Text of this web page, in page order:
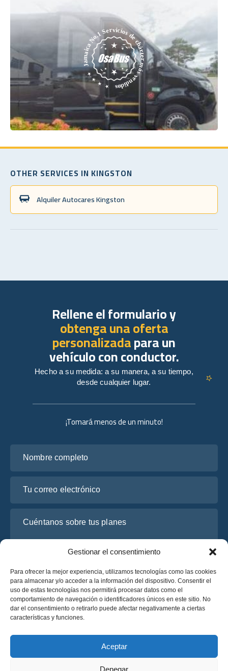
Gestionar el consentimiento
Para ofrecer la mejor experiencia, utilizamos tecnologías como las cookies
para almacenar y/o acceder a la información del dispositivo. Consentir el
uso de estas tecnologías nos permitirá procesar datos como el
comportamiento de navegación o identificadores únicos en este sitio. No
dar el consentimiento o retirarlo puede afectar negativamente a ciertas
características y funciones.
Aceptar
Denegar
OTHER SERVICES IN KINGSTON
Alquiler Autocares Kingston
¡Tomará menos de un minuto!
He leído y acepto la
Solicite un presupuesto
Solicite un presupuesto
Rellene el formulario y
obtenga una oferta
personalizadapara un
vehículo con conductor.
Hecho a su medida: a su manera, a su tiempo,
desde cualquier lugar.